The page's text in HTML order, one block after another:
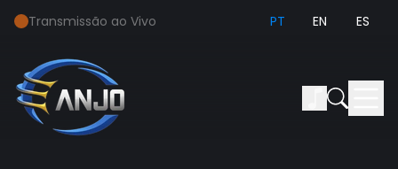
Transmissão ao Vivo PT EN ES